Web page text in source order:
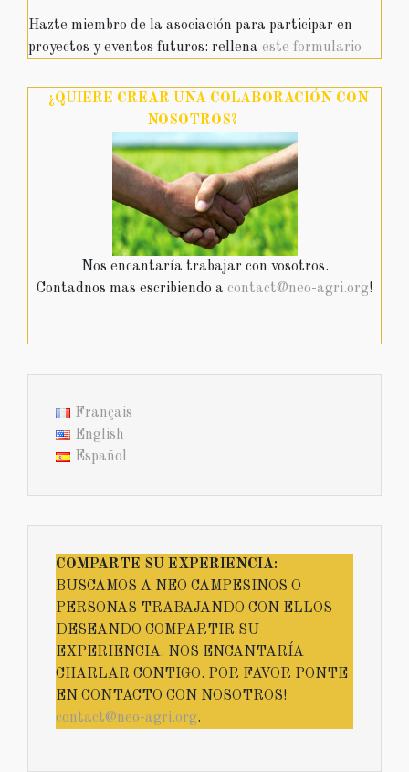
Hazte miembro de la asociación para participar en
proyectos y eventos futuros: rellena este formulario
¿QUIERE CREAR UNA COLABORACIÓN CON
NOSOTROS?
Nos encantaría trabajar con vosotros.
Contadnos mas escribiendo a contact@neo-agri.org!
Français
English
Español
COMPARTE SU EXPERIENCIA:
BUSCAMOS A NEO CAMPESINOS O
PERSONAS TRABAJANDO CON ELLOS
DESEANDO COMPARTIR SU
EXPERIENCIA. NOS ENCANTARÍA
CHARLAR CONTIGO. POR FAVOR PONTE
EN CONTACTO CON NOSOTROS!
contact@neo-agri.org.